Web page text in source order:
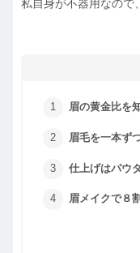
私自身が不器用なので、
眉の黄金比を
眉毛を一本ず
仕上げはパウ
眉メイクで８